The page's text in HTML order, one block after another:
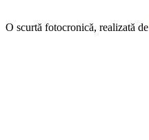
O scurtă fotocronică, realizată de